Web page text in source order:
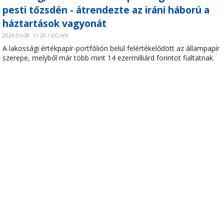
pesti tőzsdén - átrendezte az iráni háború a
háztartások vagyonát
2026.05.08. 11:20 • VG.HU
A lakossági értékpapír-portfólión belül felértékelődött az állampapír
szerepe, melyből már több mint 14 ezermilliárd forintot fialtatnak.